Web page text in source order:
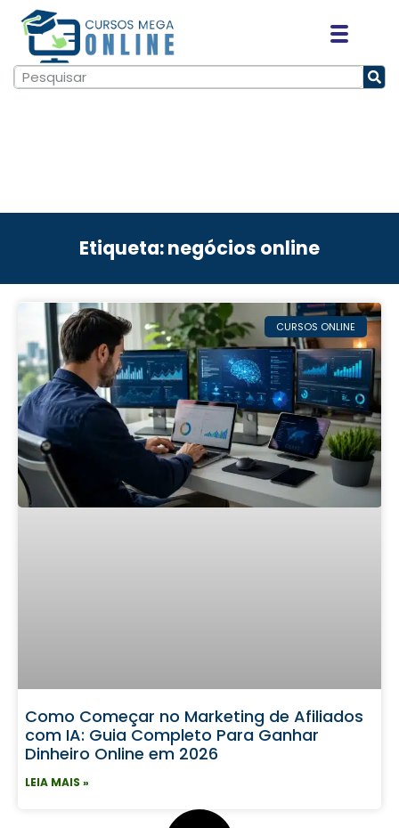
Etiqueta: negócios online
CURSOS ONLINE
Como Começar no Marketing de Afiliados
com IA: Guia Completo Para Ganhar
Dinheiro Online em 2026
LEIA MAIS »